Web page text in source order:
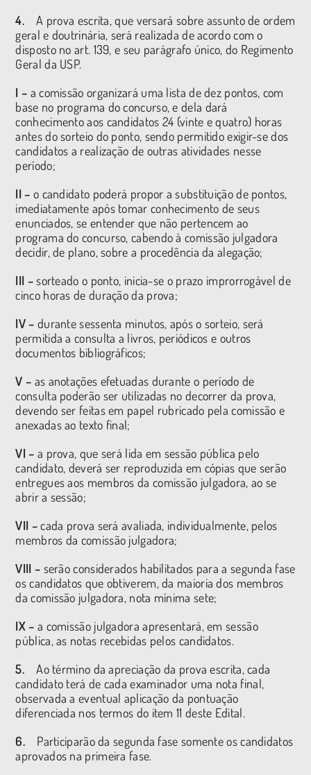
4.A prova escrita, que versará sobre assunto de ordem
geral e doutrinária, será realizada de acordo com o
disposto no art. 139, e seu parágrafo único, do Regimento
Geral da USP.
I – a comissão organizará uma lista de dez pontos, com
base no programa do concurso, e dela dará
conhecimento aos candidatos 24 (vinte e quatro) horas
antes do sorteio do ponto, sendo permitido exigir-se dos
candidatos a realização de outras atividades nesse
período;
II – o candidato poderá propor a substituição de pontos,
imediatamente após tomar conhecimento de seus
enunciados, se entender que não pertencem ao
programa do concurso, cabendo à comissão julgadora
decidir, de plano, sobre a procedência da alegação;
III –sorteado o ponto, inicia-se o prazo improrrogável de
cinco horas de duração da prova;
IV – durante sessenta minutos, após o sorteio, será
permitida a consulta a livros, periódicos e outros
documentos bibliográficos;
V – as anotações efetuadas durante o período de
consulta poderão ser utilizadas no decorrer da prova,
devendo ser feitas em papel rubricado pela comissão e
anexadas ao texto final;
VI – a prova, que será lida em sessão pública pelo
candidato, deverá ser reproduzida em cópias que serão
entregues aos membros da comissão julgadora, ao se
abrir a sessão;
VII –cada prova será avaliada, individualmente, pelos
membros da comissão julgadora;
VIII – serão considerados habilitados para a segunda fase
os candidatos que obtiverem, da maioria dos membros
da comissão julgadora, nota mínima sete;
IX – a comissão julgadora apresentará, em sessão
pública, as notas recebidas pelos candidatos.
5.Ao término da apreciação da prova escrita, cada
candidato terá de cada examinador uma nota final,
observada a eventual aplicação da pontuação
diferenciada nos termos do item 11 deste Edital.
6. Participarão da segunda fase somente os candidatos
aprovados na primeira fase.